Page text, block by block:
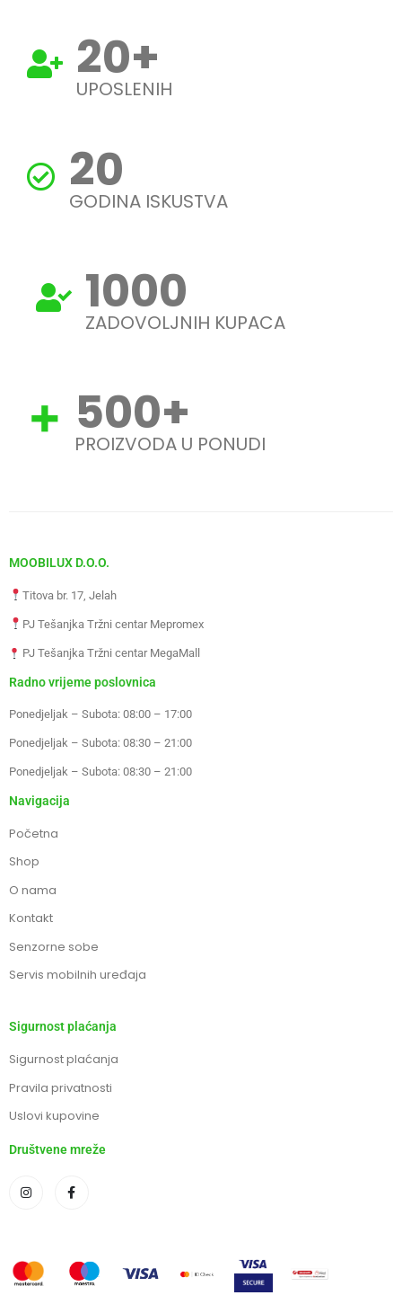
20+
UPOSLENIH
20
GODINA ISKUSTVA
1000
ZADOVOLJNIH KUPACA
500+
PROIZVODA U PONUDI
MOOBILUX D.O.O.
Titova br. 17, Jelah
PJ Tešanjka Tržni centar Mepromex
PJ Tešanjka Tržni centar MegaMall
Radno vrijeme poslovnica
Ponedjeljak – Subota: 08:00 – 17:00
Ponedjeljak – Subota: 08:30 – 21:00
Ponedjeljak – Subota: 08:30 – 21:00
Navigacija
Početna
Shop
O nama
Kontakt
Senzorne sobe
Servis mobilnih uređaja
Sigurnost plaćanja
Sigurnost plaćanja
Pravila privatnosti
Uslovi kupovine
Društvene mreže